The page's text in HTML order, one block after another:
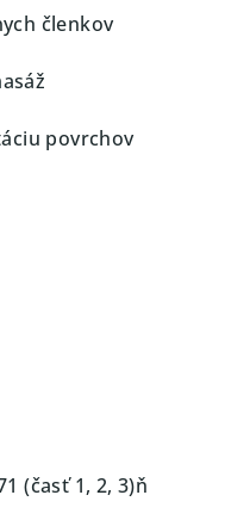
členkov
povrchov
(časť 1, 2, 3)ň